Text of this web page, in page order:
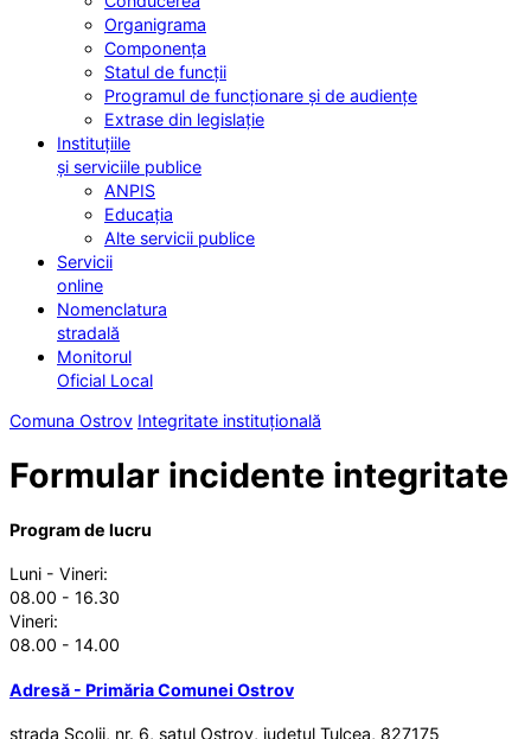
Organigrama
Componența
Statul de funcții
Programul de funcționare și de audiențe
Extrase din legislație
Instituțiile
și serviciile publice
ANPIS
Educația
Alte servicii publice
Servicii
online
Nomenclatura
stradală
Monitorul
Oficial Local
Comuna Ostrov Integritate instituțională
Formular incidente integritate
Program de lucru
Luni - Vineri:
08.00 - 16.30
Vineri:
08.00 - 14.00
Adresă - Primăria Comunei Ostrov
strada Școlii, nr. 6, satul Ostrov, județul Tulcea, 827175